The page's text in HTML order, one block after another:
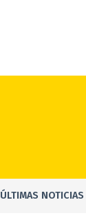
ÚLTIMAS NOTICIAS